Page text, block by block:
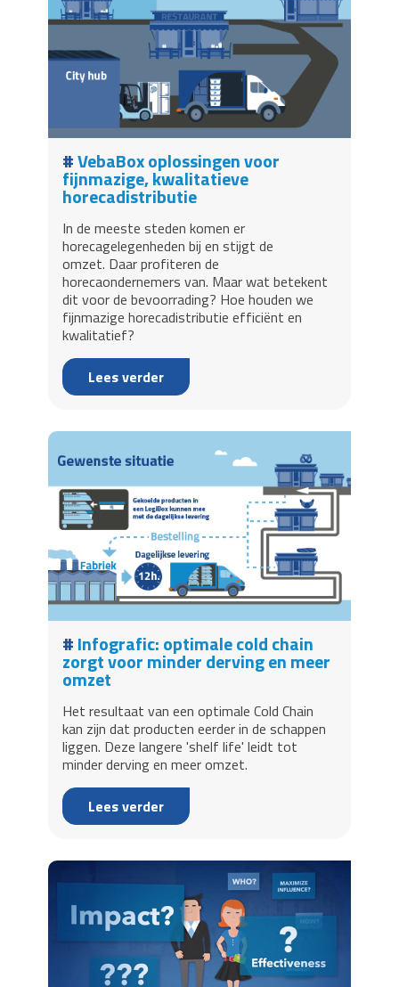
VebaBox oplossingen voor
fijnmazige, kwalitatieve
horecadistributie
In de meeste steden komen er
horecagelegenheden bij en stijgt de
omzet. Daar profiteren de
horecaondernemers van. Maar wat betekent
dit voor de bevoorrading? Hoe houden we
fijnmazige horecadistributie efficiënt en
kwalitatief?
Lees verder
Infografic: optimale cold chain
zorgt voor minder derving en meer
omzet
Het resultaat van een optimale Cold Chain
kan zijn dat producten eerder in de schappen
liggen. Deze langere 'shelf life' leidt tot
minder derving en meer omzet.
Lees verder